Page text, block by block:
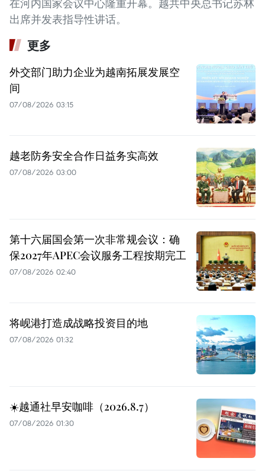
在河内国家会议中心隆重开幕。越共中央总书记苏林
出席并发表指导性讲话。
更多
外交部门助力企业为越南拓展发展空
间
07/08/2026 03:15
越老防务安全合作日益务实高效
07/08/2026 03:00
第十六届国会第一次非常规会议：确
保2027年APEC会议服务工程按期完工
07/08/2026 02:40
将岘港打造成战略投资目的地
07/08/2026 01:32
☀️越通社早安咖啡（2026.8.7）
07/08/2026 01:30